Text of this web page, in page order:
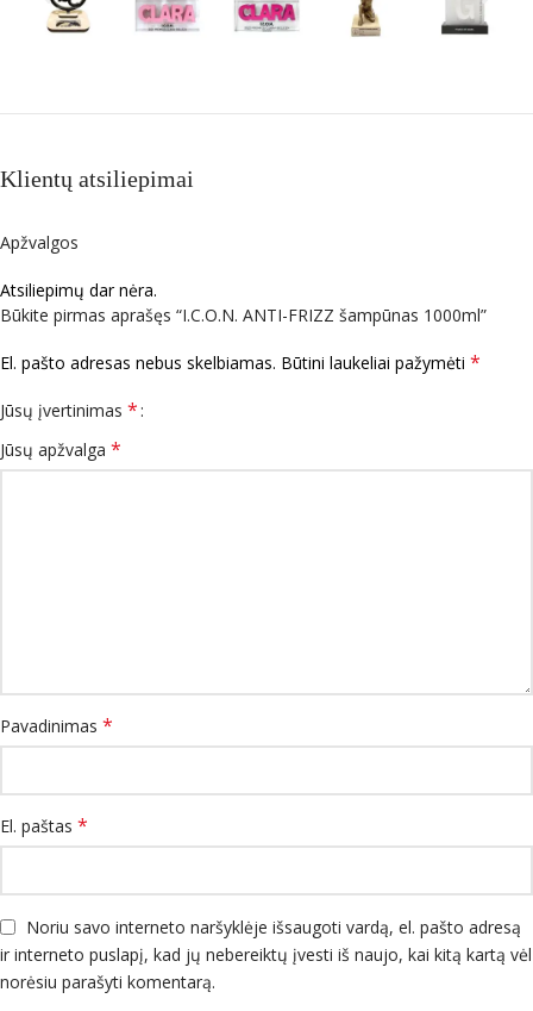
Klientų atsiliepimai
Apžvalgos
Atsiliepimų dar nėra.
Būkite pirmas aprašęs “I.C.O.N. ANTI-FRIZZ šampūnas 1000ml”
El. pašto adresas nebus skelbiamas. Būtini laukeliai pažymėti *
Jūsų įvertinimas *
Jūsų apžvalga *
Pavadinimas *
El. paštas *
Noriu savo interneto naršyklėje išsaugoti vardą, el. pašto adresą
ir interneto puslapį, kad jų nebereiktų įvesti iš naujo, kai kitą kartą vėl
norėsiu parašyti komentarą.